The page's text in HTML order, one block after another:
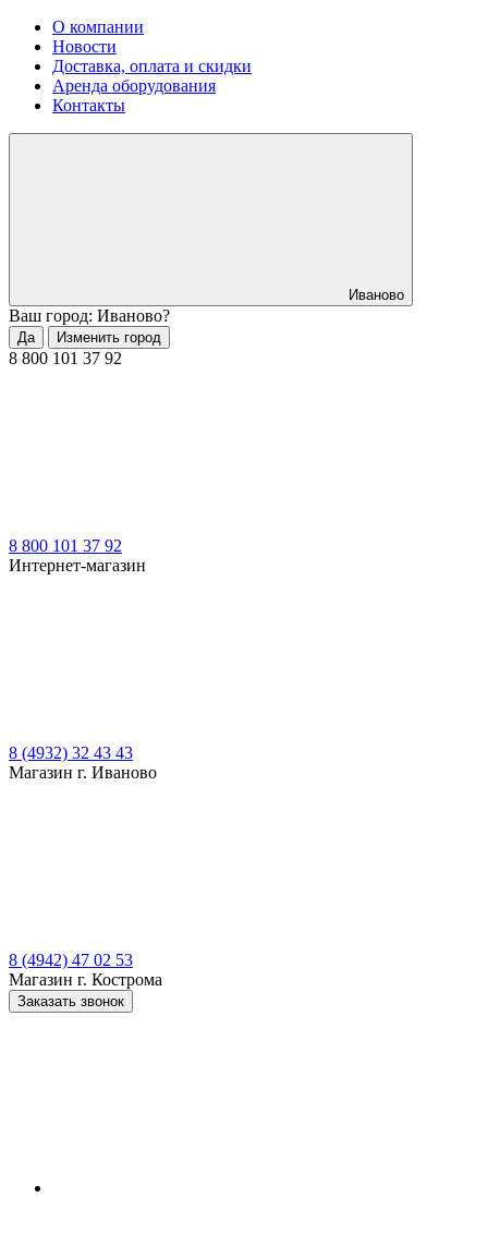
О компании
Новости
Доставка, оплата и скидки
Аренда оборудования
Контакты
Иваново
Ваш город: Иваново?
Да Изменить город
8 800 101 37 92
8 800 101 37 92
Интернет-магазин
8 (4932) 32 43 43
Магазин г. Иваново
8 (4942) 47 02 53
Магазин г. Кострома
Заказать звонок